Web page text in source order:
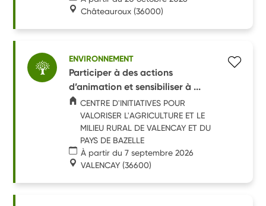
Châteauroux (36000)
ENVIRONNEMENT
Participer à des actions
d’animation et sensibiliser à ...
CENTRE D'INITIATIVES POUR
VALORISER L'AGRICULTURE ET LE
MILIEU RURAL DE VALENCAY ET DU
PAYS DE BAZELLE
À partir du 7 septembre 2026
VALENCAY (36600)